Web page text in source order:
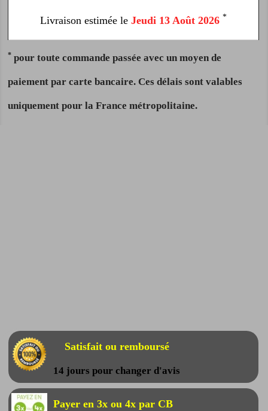
Livraison estimée le Jeudi 13 Août 2026 *
* pour toute commande passée avec un moyen de
paiement par carte bancaire. Ces délais sont valables
uniquement pour la France métropolitaine.
Satisfait ou remboursé
14 jours pour changer d'avis
Payer en 3x ou 4x par CB